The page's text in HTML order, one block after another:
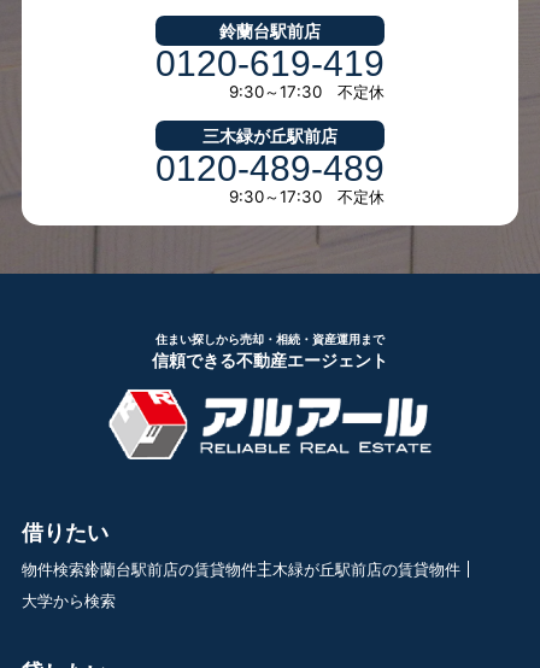
鈴蘭台駅前店
0120-619-419
9:30～17:30 不定休
三木緑が丘駅前店
0120-489-489
9:30～17:30 不定休
住まい探しから売却・相続・資産運用まで
信頼できる不動産エージェント
借りたい
物件検索鈴蘭台駅前店の賃貸物件三木緑が丘駅前店の賃貸物件
大学から検索